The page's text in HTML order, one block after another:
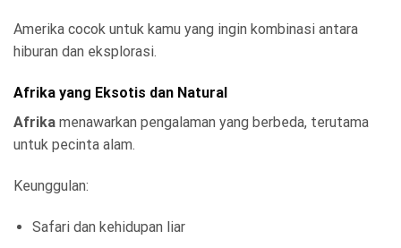
Amerika cocok untuk kamu yang ingin kombinasi antara
hiburan dan eksplorasi.
Afrika yang Eksotis dan Natural
Afrika menawarkan pengalaman yang berbeda, terutama
untuk pecinta alam.
Keunggulan:
Safari dan kehidupan liar